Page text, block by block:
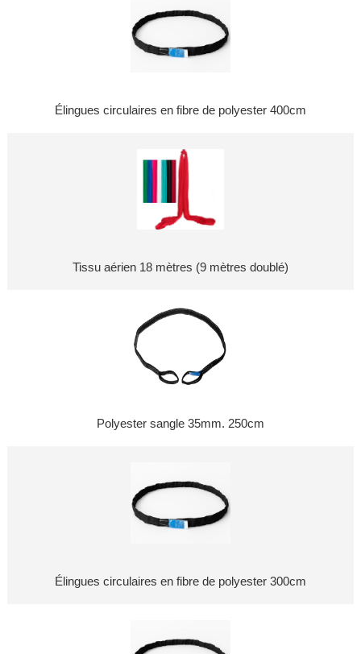
Élingues circulaires en fibre de polyester 400cm
Tissu aérien 18 mètres (9 mètres doublé)
Polyester sangle 35mm. 250cm
Élingues circulaires en fibre de polyester 300cm